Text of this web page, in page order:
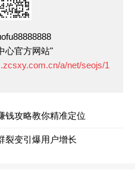
心官方网站"
a/net/seojs/1
钱攻略教你精准定位
裂变引爆用户增长